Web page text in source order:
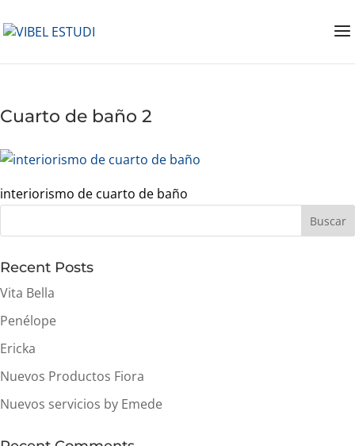
Cuarto de baño 2
interiorismo de cuarto de baño
Buscar
Recent Posts
Vita Bella
Penélope
Ericka
Nuevos Productos Fiora
Nuevos servicios by Emede